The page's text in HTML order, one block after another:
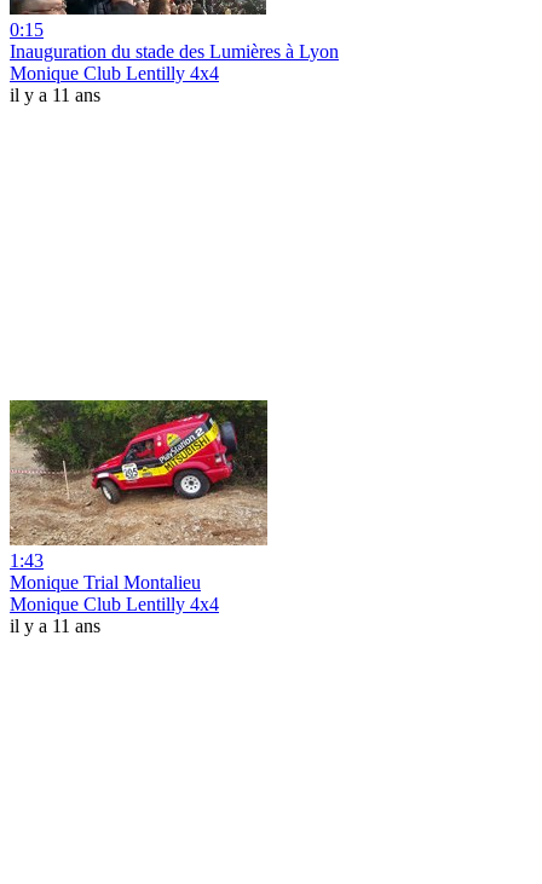
0:15
Inauguration du stade des Lumières à Lyon
Monique Club Lentilly 4x4
il y a 11 ans
1:43
Monique Trial Montalieu
Monique Club Lentilly 4x4
il y a 11 ans